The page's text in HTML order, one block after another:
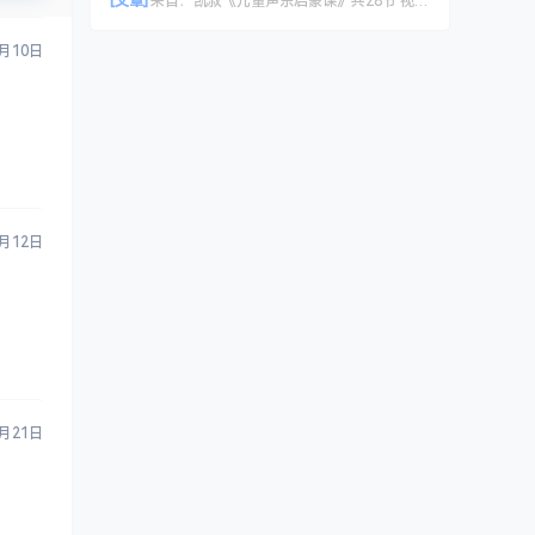
10日
12日
21日